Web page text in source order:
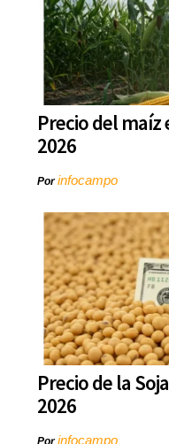
Precio del maíz
2026
Porinfocampo
Precio de la
2026
infocampo